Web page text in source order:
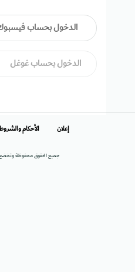
الدخول بحساب
الدخول بحساب غوغل
جميع الحقوق محفوظة
إعلان الأحكام